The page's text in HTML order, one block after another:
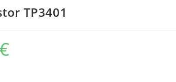
TP3401
€